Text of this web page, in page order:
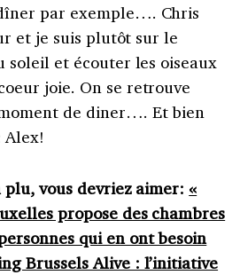
par exemple…. Chris
et je suis plutôt sur le
soleil et écouter les oiseaux
joie. On se retrouve
de diner…. Et bien
Alex!
vous devriez aimer: «
propose des chambres
qui en ont besoin
Brussels Alive : l’initiative